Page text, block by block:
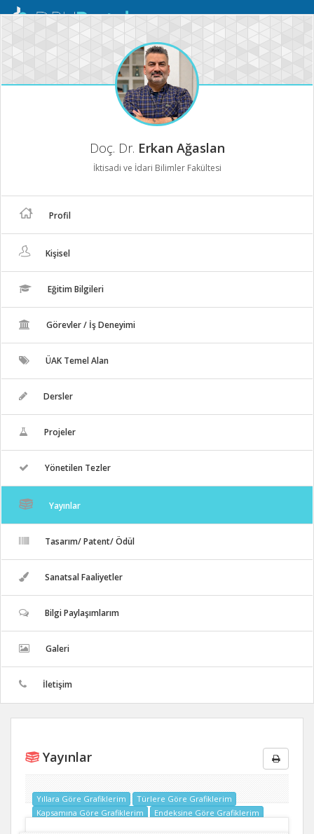
Mobil
Doç. Dr. Erkan Ağaslan
İktisadi ve İdari Bilimler Fakültesi
Profil
Kişisel
Eğitim Bilgileri
Görevler / İş Deneyimi
ÜAK Temel Alan
Dersler
Projeler
Yönetilen Tezler
Yayınlar
Tasarım/ Patent/ Ödül
Sanatsal Faaliyetler
Bilgi Paylaşımlarım
Galeri
İletişim
Yayınlar
Yıllara Göre Grafiklerim
Türlere Göre Grafiklerim
Kapsamına Göre Grafiklerim
Endeksine Göre Grafiklerim